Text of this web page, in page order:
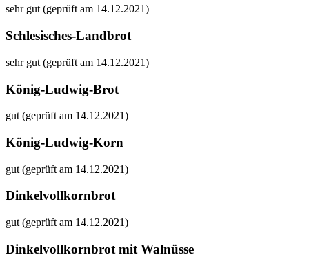
sehr gut (geprüft am 14.12.2021)
Schlesisches-Landbrot
sehr gut (geprüft am 14.12.2021)
König-Ludwig-Brot
gut (geprüft am 14.12.2021)
König-Ludwig-Korn
gut (geprüft am 14.12.2021)
Dinkelvollkornbrot
gut (geprüft am 14.12.2021)
Dinkelvollkornbrot mit Walnüsse